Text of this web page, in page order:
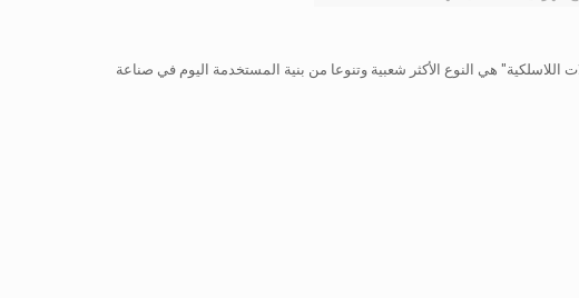
اللاسلكية" هي النوع الأكثر شعبية وتنوعا من بنية المستخدمة اليوم في صناعة